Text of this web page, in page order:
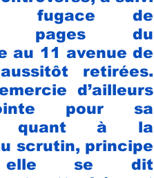
fugace de
pages du
au 11 avenue de
retirées.
d’ailleurs
pour sa
quant à la
scrutin, principe
elle se dit